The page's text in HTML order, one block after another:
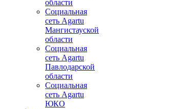
области
Социальная
сеть Agartu
Мангистауской
области
Социальная
сеть Agartu
Павлодарской
области
Социальная
сеть Agartu
ЮКО